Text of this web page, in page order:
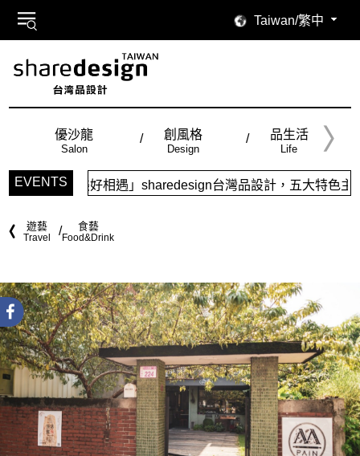
Taiwan/繁中
優沙龍
Salon
創風格
Design
品生活
Life
EVENTS台灣品設計，五大特色主題，簡潔視覺配色，帶給你
遊藝
Travel
食藝
Food&Drink